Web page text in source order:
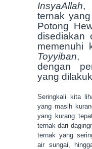
InsyaAllah,
ternak
Potong
disediakan
memenuhi
Toyyiban,
dengan
yang
Seringkali kita
yang masih
yang kurang
ternak dari
ternak yang
air sungai,